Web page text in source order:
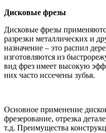
Дисковые фрезы
Дисковые фрезы
разрезки металлических и
назначение – это распил
изготовляются из
вид фрез имеет высокую
них часто иссечены зубья.
Основное применение
фрезерование, отрезка
т.д. Преимущества